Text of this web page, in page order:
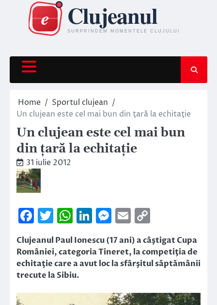
content
Home
Sportul clujean
Un clujean este cel mai bun din ţară la echitaţie
Un clujean este cel mai bun
din ţară la echitaţie
31 iulie 2012
Facebook
Twitter
WhatsApp
LinkedIn
Messenger
Email
Link
Clujeanul Paul Ionescu (17 ani) a câştigat Cupa
României, categoria Tineret, la competiţia de
echitaţie care a avut loc la sfârşitul săptămânii
trecute la Sibiu.